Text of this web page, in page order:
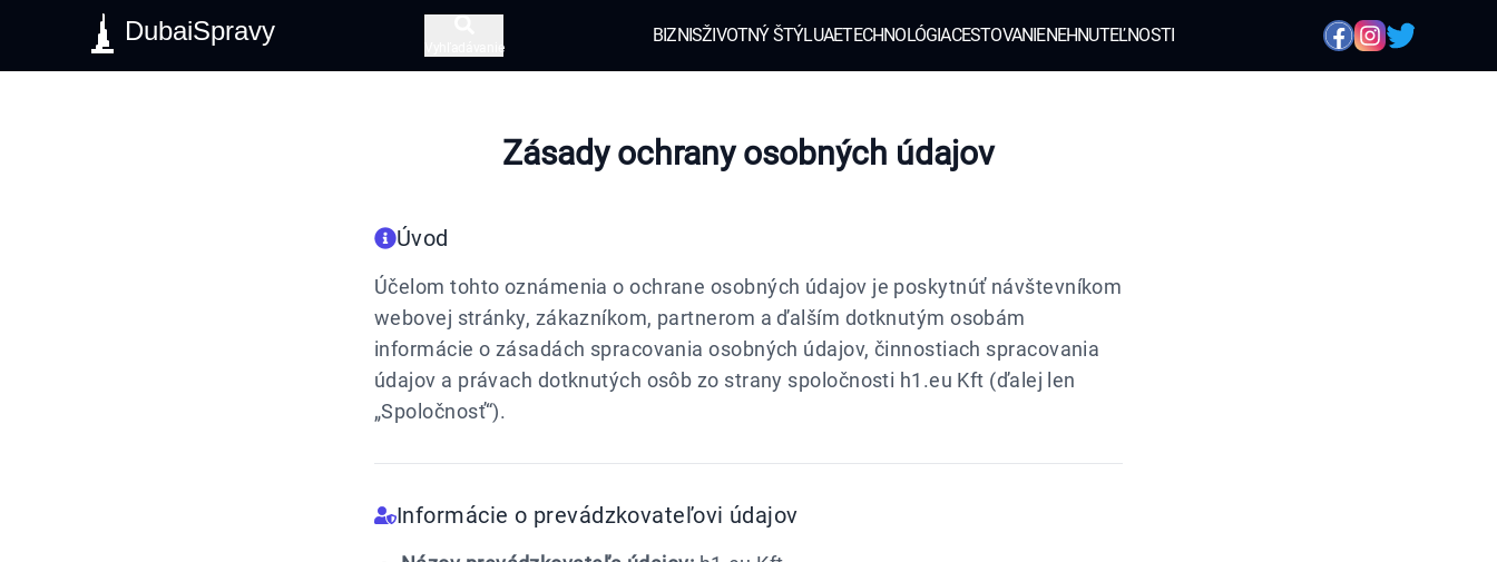
DubaiSpravy
Vyhľadávanie
BIZNISŽIVOTNÝ ŠTÝLUAETECHNOLÓGIACESTOVANIENEHNUTEĽNOSTI
Zásady ochrany osobných údajov
Úvod
Účelom tohto oznámenia o ochrane osobných údajov je poskytnúť návštevníkom
webovej stránky, zákazníkom, partnerom a ďalším dotknutým osobám
informácie o zásadách spracovania osobných údajov, činnostiach spracovania
údajov a právach dotknutých osôb zo strany spoločnosti h1.eu Kft (ďalej len
„Spoločnosť“).
Informácie o prevádzkovateľovi údajov